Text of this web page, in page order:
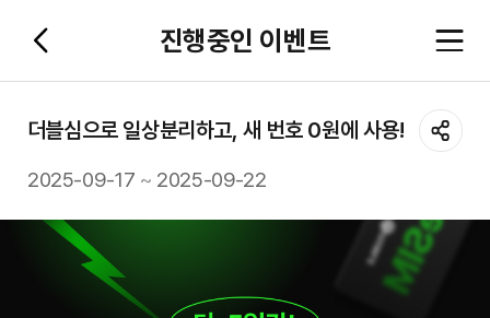
진행중인 이벤트
더블심으로 일상분리하고, 새 번호 0원에 사용!
2025-09-17 ~ 2025-09-22